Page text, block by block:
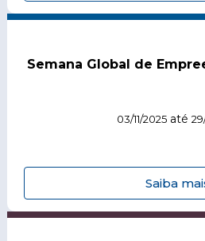
Semana Global de
03/11/2025até
Saiba